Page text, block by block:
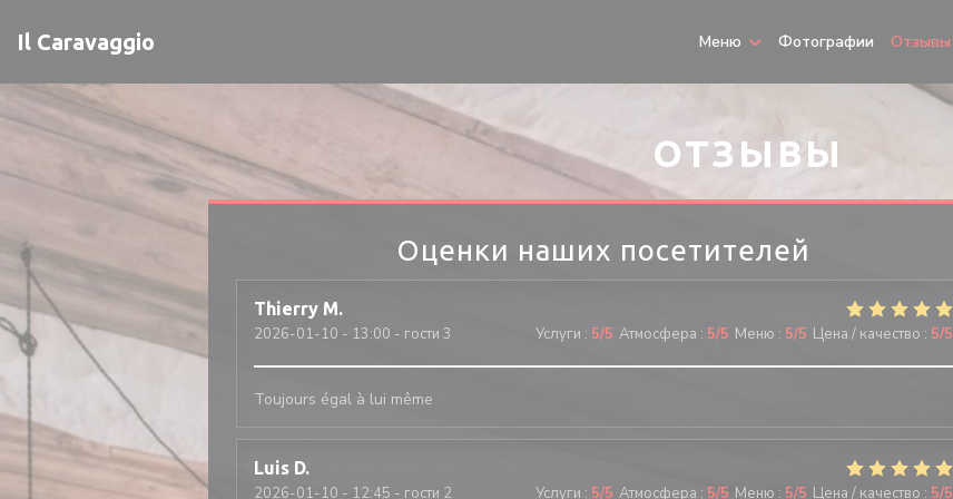
Il Caravaggio Меню Фотографии Отзывы
ОТЗЫВЫ
Оценки наших посетителей
Thierry M
2026-01-10 - 13:00 - гости 3 Услуги : 5/5 Атмосфера : 5/5 Меню : 5/5 Цена / качество : 5/5
Toujours égal à lui même
Luis D
2026-01-10 - 12:45 - гости 2 Услуги : 5/5 Атмосфера : 5/5 Меню : 5/5 Цена / качество : 5/5